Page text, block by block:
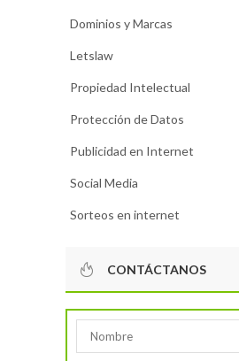
Dominios y Marcas
Letslaw
Propiedad Intelectual
Protección de Datos
Publicidad en Internet
Social Media
Sorteos en internet
CONTÁCTANOS